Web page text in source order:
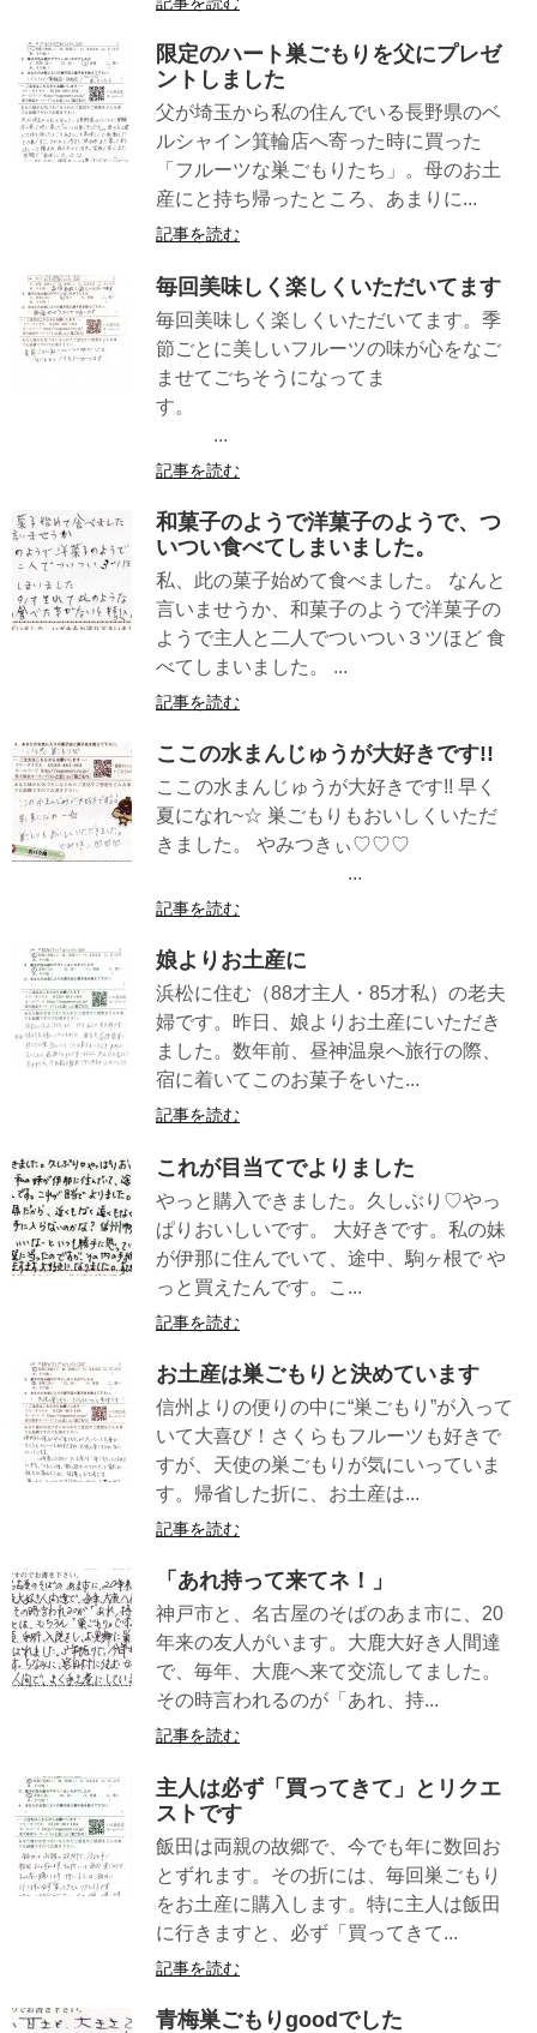
限定のハート巣ごもりを父にプレゼ
ントしました
父が埼玉から私の住んでいる長野県のベ
ルシャイン箕輪店へ寄った時に買った
「フルーツな巣ごもりたち」。母のお土
産にと持ち帰ったところ、あまりに...
記事を読む
毎回美味しく楽しくいただいてます
毎回美味しく楽しくいただいてます。季
節ごとに美しいフルーツの味が心をなご
ませてごちそうになってま
す。
...
記事を読む
和菓子のようで洋菓子のようで、つ
いつい食べてしまいました。
私、此の菓子始めて食べました。 なんと
言いませうか、和菓子のようで洋菓子の
ようで主人と二人でついつい３ツほど 食
べてしまいました。 ...
記事を読む
ここの水まんじゅうが大好きです!!
ここの水まんじゅうが大好きです!! 早く
夏になれ~☆ 巣ごもりもおいしくいただ
きました。 やみつきぃ♡♡♡
...
記事を読む
娘よりお土産に
浜松に住む（88才主人・85才私）の老夫
婦です。昨日、娘よりお土産にいただき
ました。数年前、昼神温泉へ旅行の際、
宿に着いてこのお菓子をいた...
記事を読む
これが目当てでよりました
やっと購入できました。久しぶり♡やっ
ぱりおいしいです。 大好きです。私の妹
が伊那に住んでいて、途中、駒ヶ根で や
っと買えたんです。こ...
記事を読む
お土産は巣ごもりと決めています
信州よりの便りの中に“巣ごもり”が入って
いて大喜び！さくらもフルーツも好きで
すが、天使の巣ごもりが気にいっていま
す。帰省した折に、お土産は...
記事を読む
「あれ持って来てネ！」
神戸市と、名古屋のそばのあま市に、20
年来の友人がいます。大鹿大好き人間達
で、毎年、大鹿へ来て交流してました。
その時言われるのが「あれ、持...
記事を読む
主人は必ず「買ってきて」とリクエ
ストです
飯田は両親の故郷で、今でも年に数回お
とずれます。その折には、毎回巣ごもり
をお土産に購入します。特に主人は飯田
に行きますと、必ず「買ってきて...
記事を読む
青梅巣ごもりgoodでした